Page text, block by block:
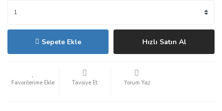
Sepete Ekle Hızlı Satın Al
Tavsiye Et Yorum Yaz